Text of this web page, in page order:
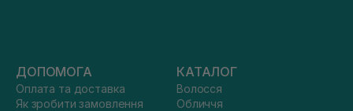
ДОПОМОГА
Оплата та доставка
Як зробити замовлення
КАТАЛОГ
Волосся
Обличчя